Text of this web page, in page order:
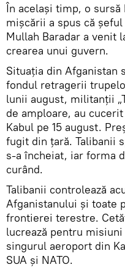
În același timp, o
mișcării a spus că
Mullah Baradar a venit
crearea unui guvern.
Situația din Afganistan
fondul retragerii
lunii august, militanții
de amploare, au
Kabul pe 15 august.
fugit din țară. Talibanii
s-a încheiat, iar forma
curând.
Talibanii controlează
Afganistanului și toate
frontierei terestre.
lucrează pentru
singurul aeroport din
SUA și NATO.